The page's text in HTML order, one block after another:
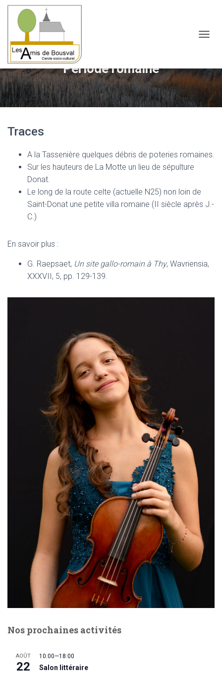
Période romaine
Traces
A la Tassenière quelques débris de poteries romaines.
Sur les hauteurs de La Motte un lieu de sépulture
Donat.
Le long de la route celte (actuelle N25) non loin de
Saint-Donat une petite villa romaine (II siècle après J.-
C.)
En savoir plus :
G. Raepsaet, Un site gallo-romain à Thy, Wavriensia,
XXXVII, 5, pp. 129-139.
Nos prochaines activités
AOÛT
22
10:00—18:00
Salon littéraire